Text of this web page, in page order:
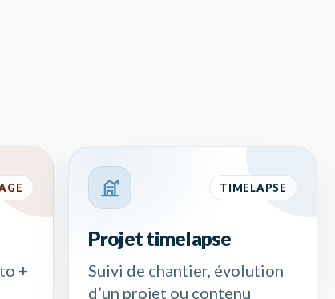
+
TIMELAPSE
Projet timelapse
Suivi de chantier, évolution
d’un projet ou contenu